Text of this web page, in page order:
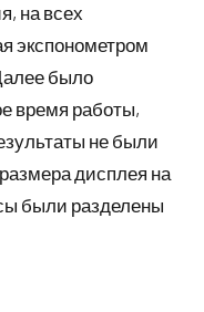
на всех
экспонометром
было
время работы,
не были
дисплея на
были разделены